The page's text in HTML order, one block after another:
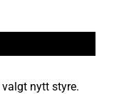
nytt styre.